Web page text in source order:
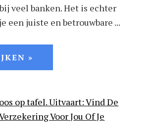
veel banken. Het is echter
een juiste en betrouwbare ...
»